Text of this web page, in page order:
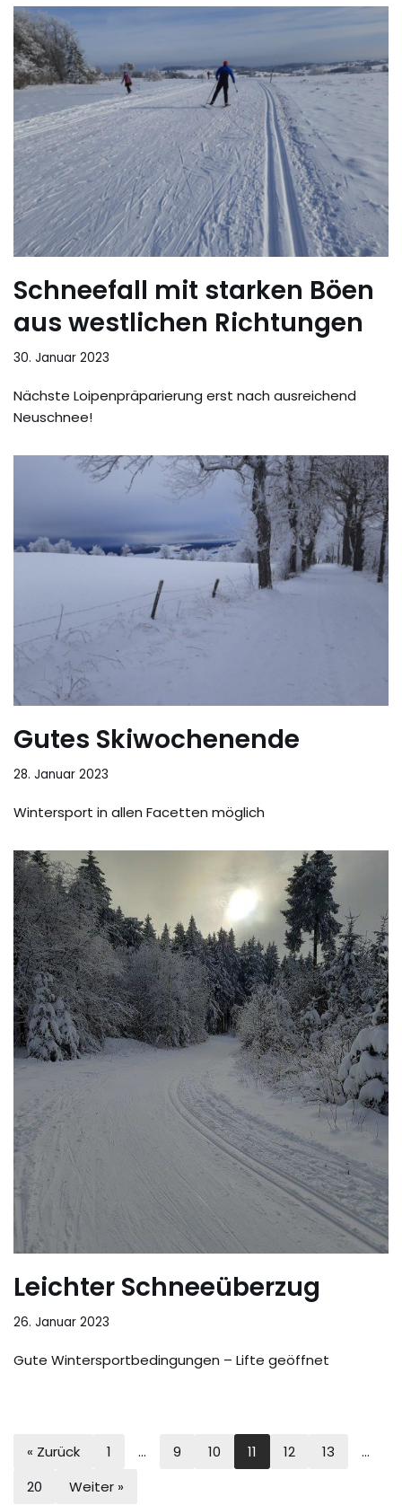
Schneefall mit starken Böen
aus westlichen Richtungen
30. Januar 2023
Nächste Loipenpräparierung erst nach ausreichend
Neuschnee!
Gutes Skiwochenende
28. Januar 2023
Wintersport in allen Facetten möglich
Leichter Schneeüberzug
26. Januar 2023
Gute Wintersportbedingungen – Lifte geöffnet
« Zurück 1 … 9 10 11 12 13
…
20
Weiter »